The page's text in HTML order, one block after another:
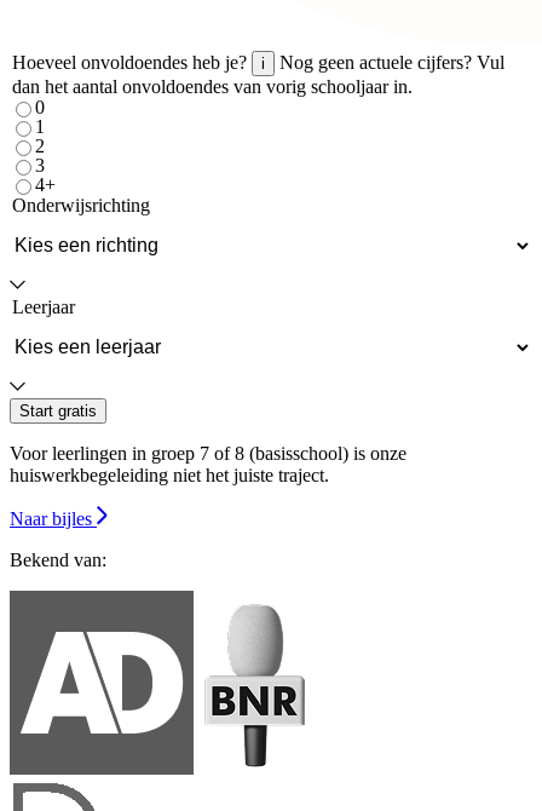
Hoeveel onvoldoendes heb je? i
Nog geen actuele cijfers? Vul
dan het aantal onvoldoendes van vorig schooljaar in.
0
1
2
3
4+
Onderwijsrichting
Leerjaar
Start gratis
Voor leerlingen in groep 7 of 8 (basisschool) is onze
huiswerkbegeleiding niet het juiste traject.
Naar bijles
Bekend van: